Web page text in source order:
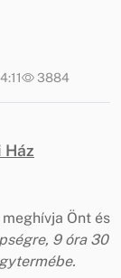
3884
Ház
Önt és
9 óra 30